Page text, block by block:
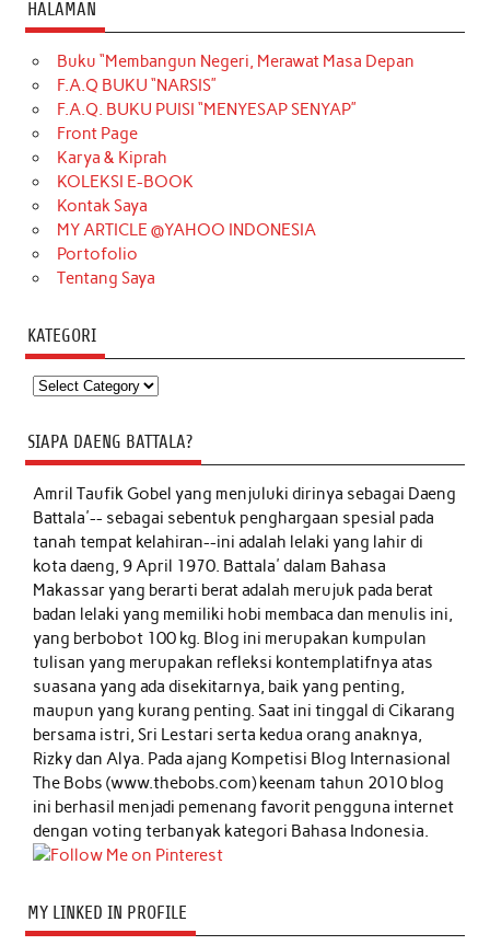
HALAMAN
Buku “Membangun Negeri, Merawat Masa Depan
F.A.Q BUKU “NARSIS”
F.A.Q. BUKU PUISI “MENYESAP SENYAP”
Front Page
Karya & Kiprah
KOLEKSI E-BOOK
Kontak Saya
MY ARTICLE @YAHOO INDONESIA
Portofolio
Tentang Saya
KATEGORI
Kategori
SIAPA DAENG BATTALA?
Amril Taufik Gobelyang menjuluki dirinya sebagai Daeng
Battala'-- sebagai sebentuk penghargaan spesial pada
tanah tempat kelahiran--ini adalah lelaki yang lahir di
kota daeng, 9 April 1970. Battala' dalam Bahasa
Makassar yang berarti berat adalah merujuk pada berat
badan lelaki yang memiliki hobi membaca dan menulis ini,
yang berbobot 100 kg. Blog ini merupakan kumpulan
tulisan yang merupakan refleksi kontemplatifnya atas
suasana yang ada disekitarnya, baik yang penting,
maupun yang kurang penting. Saat ini tinggal di Cikarang
bersama istri, Sri Lestari serta kedua orang anaknya,
Rizky dan Alya. Pada ajang Kompetisi Blog Internasional
The Bobs (www.thebobs.com) keenam tahun 2010 blog
ini berhasil menjadi pemenang favorit pengguna internet
dengan voting terbanyak kategori Bahasa Indonesia.
MY LINKED IN PROFILE